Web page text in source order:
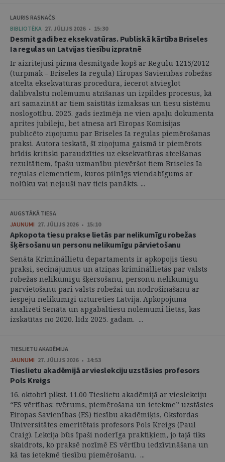
LAURIS RASNAČS
BIBLIOTĒKA 27. JŪLIJS 2026 • 15:30
Desmit gadi bez eksekvatūras. Publiskā kārtība Briseles
Ia regulas un Latvijas tiesību izpratnē
Ir aizritējusi pirmā desmitgade kopš ar Regulu 1215/2012
(turpmāk – Briseles Ia regula) Eiropas Savienības robežās
atcelta eksekvatūras procedūra, iecerot atvieglot
dalībvalstu nolēmumu atzīšanas un izpildes procesus, kā
arī samazināt ar tiem saistītās izmaksas un tiesu sistēmu
noslogotību. 2025. gads iezīmēja ne vien apaļu dokumenta
aprites jubileju, bet atnesa arī Eiropas Komisijas
publicēto ziņojumu par Briseles Ia regulas piemērošanas
praksi. Autora ieskatā, šī ziņojuma gaismā ir piemērots
brīdis kritiski paraudzīties uz eksekvatūras atcelšanas
rezultātiem, īpašu uzmanību pievēršot tiem Briseles Ia
regulas elementiem, kuros pilnīgs viendabīgums ar
nolūku vai nejauši nav ticis panākts. ...
AUGSTĀKĀ TIESA
JAUNUMI 27. JŪLIJS 2026 • 15:10
Apkopota tiesu prakse lietās par nelikumīgu robežas
šķērsošanu un personu nelikumīgu pārvietošanu
Senāta Krimināllietu departaments ir apkopojis tiesu
praksi, secinājumus un atziņas krimināllietās par valsts
robežas nelikumīgu šķērsošanu, personu nelikumīgu
pārvietošanu pāri valsts robežai un nodrošināšanu ar
iespēju nelikumīgi uzturēties Latvijā. Apkopojumā
analizēti Senāta un apgabaltiesu nolēmumi lietās, kas
izskatītas no 2020. līdz 2025. gadam. ...
TIESLIETU AKADĒMIJA
JAUNUMI 27. JŪLIJS 2026 • 14:53
Tieslietu akadēmijā ar vieslekciju uzstāsies profesors
Pols Kreigs
16. oktobrī plkst. 11.00 Tieslietu akadēmijā ar vieslekciju
“ES vērtības: tvērums, piemērošana un ietekme” uzstāsies
Eiropas Savienības (ES) tiesību akadēmiķis, Oksfordas
Universitātes emeritētais profesors Pols Kreigs (Paul
Craig). Lekcija būs īpaši noderīga praktiķiem, jo tajā tiks
skaidrots, ko praksē nozīmē ES vērtību iedzīvināšana un
kā tas ietekmē tiesību piemērošanu. ...